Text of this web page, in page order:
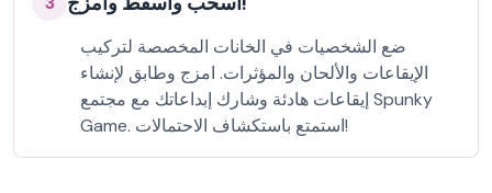
ضع الشخصيات في الخانات المخصصة لتركيب
الإيقاعات والألحان والمؤثرات. امزج وطابق لإنشاء
إيقاعات هادئة وشارك إبداعاتك مع مجتمع Spunky
Game. استمتع باستكشاف الاحتمالات!